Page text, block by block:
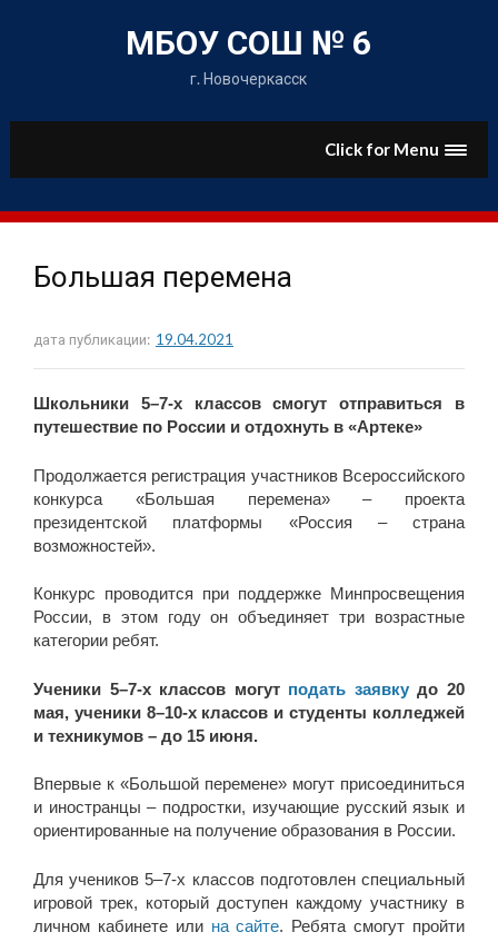
content
МБОУ СОШ № 6
г. Новочеркасск
Click for Menu
Большая перемена
дата публикации: 19.04.2021
Школьники 5–7-х классов смогут отправиться в
путешествие по России и отдохнуть в «Артеке»
Продолжается регистрация участников Всероссийского
конкурса «Большая перемена» – проекта
президентской платформы «Россия – страна
возможностей».
Конкурс проводится при поддержке Минпросвещения
России, в этом году он объединяет три возрастные
категории ребят.
Ученики 5–7-х классов могут подать заявкудо 20
мая, ученики 8–10-х классов и студенты колледжей
и техникумов – до 15 июня.
Впервые к «Большой перемене» могут присоединиться
и иностранцы – подростки, изучающие русский язык и
ориентированные на получение образования в России.
Для учеников 5–7-х классов подготовлен специальный
игровой трек, который доступен каждому участнику в
личном кабинете или на сайте. Ребята смогут пройти